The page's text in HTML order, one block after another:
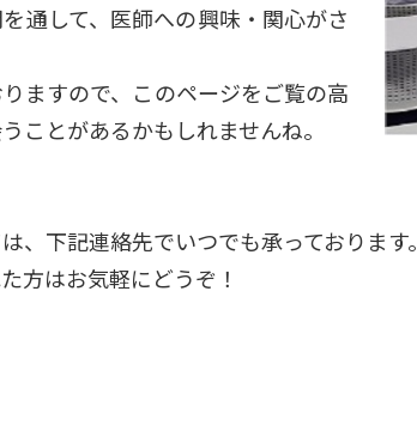
通して、医師への興味・関心がさ
ますので、このページをご覧の高
ことがあるかもしれませんね。
下記連絡先でいつでも承っております。
方はお気軽にどうぞ！